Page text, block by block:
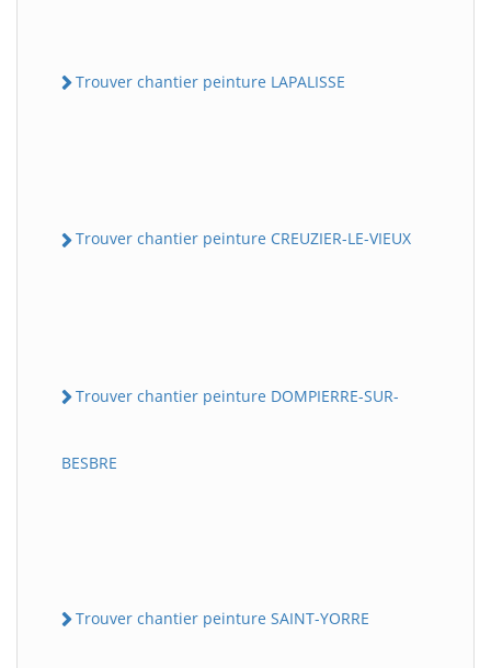
Trouver chantier peinture LAPALISSE
Trouver chantier peinture CREUZIER-LE-VIEUX
Trouver chantier peinture DOMPIERRE-SUR-
BESBRE
Trouver chantier peinture SAINT-YORRE